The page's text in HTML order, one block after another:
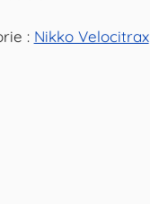
: Nikko Velocitrax